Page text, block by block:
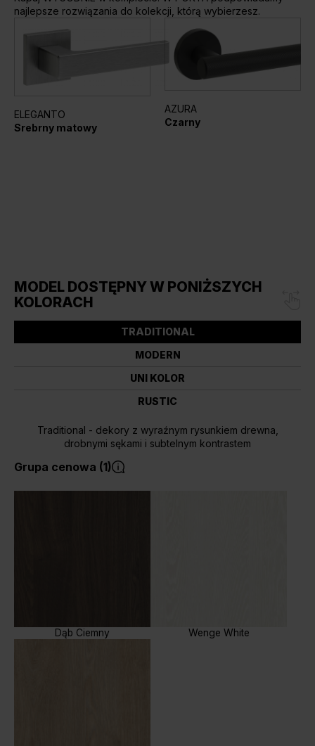
najlepsze rozwiązania do kolekcji, którą wybierzesz.
ELEGANTO
Srebrny matowy
AZURA
Czarny
MODEL DOSTĘPNY W PONIŻSZYCH
KOLORACH
TRADITIONAL
MODERN
UNI KOLOR
RUSTIC
Traditional - dekory z wyraźnym rysunkiem drewna,
drobnymi sękami i subtelnym kontrastem
Grupa cenowa (1)
Dąb Ciemny Wenge White